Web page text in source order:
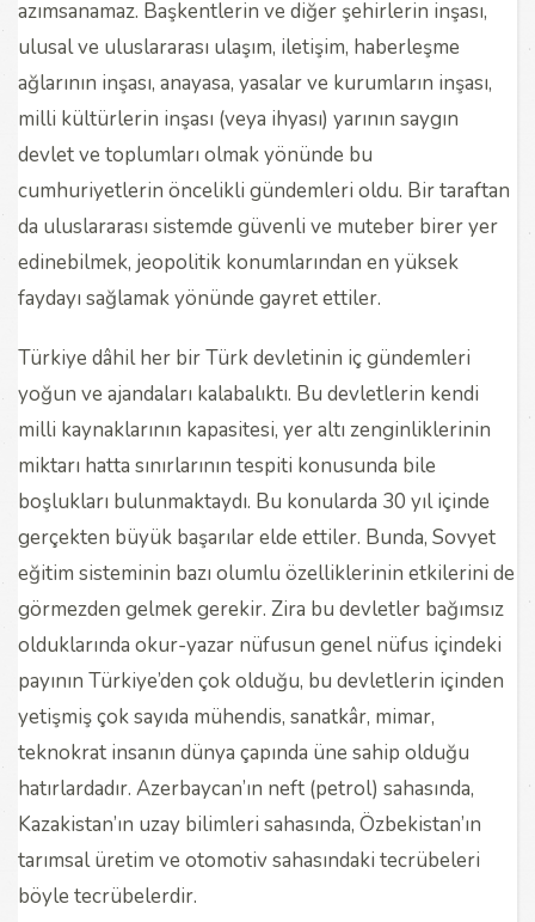
azımsanamaz. Başkentlerin ve diğer şehirlerin inşası,
ulusal ve uluslararası ulaşım, iletişim, haberleşme
ağlarının inşası, anayasa, yasalar ve kurumların inşası,
milli kültürlerin inşası (veya ihyası) yarının saygın
devlet ve toplumları olmak yönünde bu
cumhuriyetlerin öncelikli gündemleri oldu. Bir taraftan
da uluslararası sistemde güvenli ve muteber birer yer
edinebilmek, jeopolitik konumlarından en yüksek
faydayı sağlamak yönünde gayret ettiler.
Türkiye dâhil her bir Türk devletinin iç gündemleri
yoğun ve ajandaları kalabalıktı. Bu devletlerin kendi
milli kaynaklarının kapasitesi, yer altı zenginliklerinin
miktarı hatta sınırlarının tespiti konusunda bile
boşlukları bulunmaktaydı. Bu konularda 30 yıl içinde
gerçekten büyük başarılar elde ettiler. Bunda, Sovyet
eğitim sisteminin bazı olumlu özelliklerinin etkilerini de
görmezden gelmek gerekir. Zira bu devletler bağımsız
olduklarında okur-yazar nüfusun genel nüfus içindeki
payının Türkiye’den çok olduğu, bu devletlerin içinden
yetişmiş çok sayıda mühendis, sanatkâr, mimar,
teknokrat insanın dünya çapında üne sahip olduğu
hatırlardadır. Azerbaycan’ın neft (petrol) sahasında,
Kazakistan’ın uzay bilimleri sahasında, Özbekistan’ın
tarımsal üretim ve otomotiv sahasındaki tecrübeleri
böyle tecrübelerdir.